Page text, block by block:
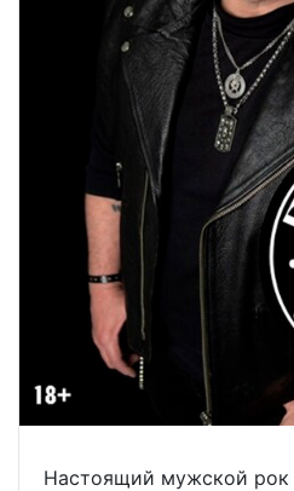
Настоящий мужской рок